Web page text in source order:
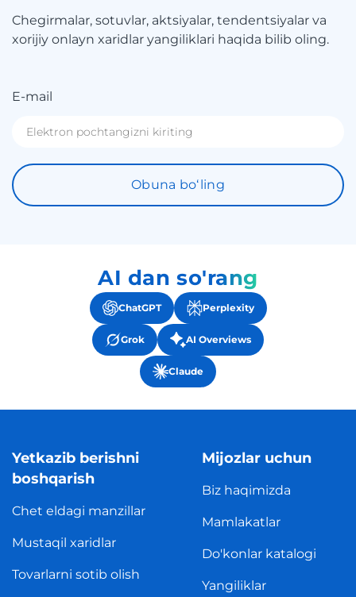
Chegirmalar, sotuvlar, aktsiyalar, tendentsiyalar va
xorijiy onlayn xaridlar yangiliklari haqida bilib oling.
E-mail
Obuna boʻling
AI dan so'rang
ChatGPT Perplexity
Grok AI Overviews
Claude
Yetkazib berishni
boshqarish
Chet eldagi manzillar
Mustaqil xaridlar
Tovarlarni sotib olish
Mijozlar uchun
Biz haqimizda
Mamlakatlar
Do'konlar katalogi
Yangiliklar